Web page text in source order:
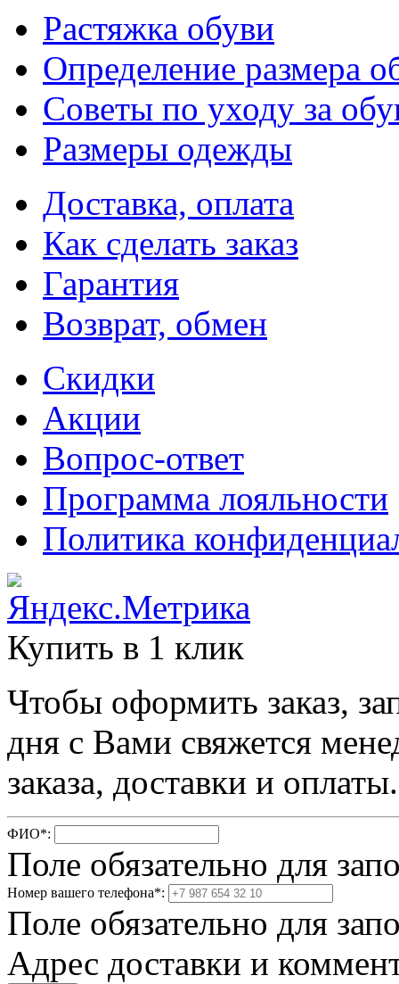
Растяжка обуви
Определение размера
Советы по уходу за
Размеры одежды
Доставка, оплата
Как сделать заказ
Гарантия
Возврат, обмен
Скидки
Акции
Вопрос-ответ
Программа лояльности
Политика
Купить в 1 клик
Чтобы оформить заказ,
дня с Вами свяжется
заказа, доставки и оплаты.
ФИО*:
Поле обязательно для
Номер вашего телефона*:
Поле обязательно для
Адрес доставки и